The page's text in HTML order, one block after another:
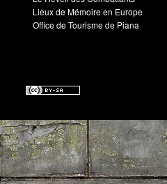
Lieux de Mémoire en Europe
Office de Tourisme de Piana